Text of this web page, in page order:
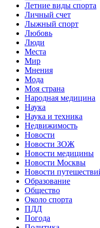
Летние виды спорта
Личный счет
Лыжный спорт
Любовь
Люди
Места
Мир
Мнения
Мода
Моя страна
Народная медицина
Наука
Наука и техника
Недвижимость
Новости
Новости ЗОЖ
Новости медицины
Новости Москвы
Новости
Образование
Общество
Около спорта
ПДД
Погода